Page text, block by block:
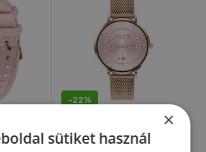
több variációja van. A változatok a
-22%
Ennek a terméknek több
×
sütiket használ